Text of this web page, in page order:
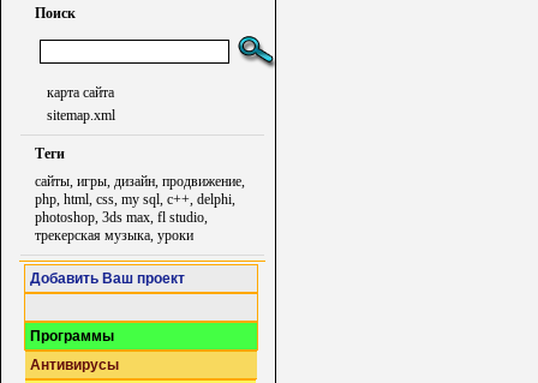
Поиск
карта сайта
sitemap.xml
Теги
сайты, игры, дизайн, продвижение,
php, html, css, my sql, c++, delphi,
photoshop, 3ds max, fl studio,
трекерская музыка, уроки
Добавить Ваш проект
Программы
Антивирусы